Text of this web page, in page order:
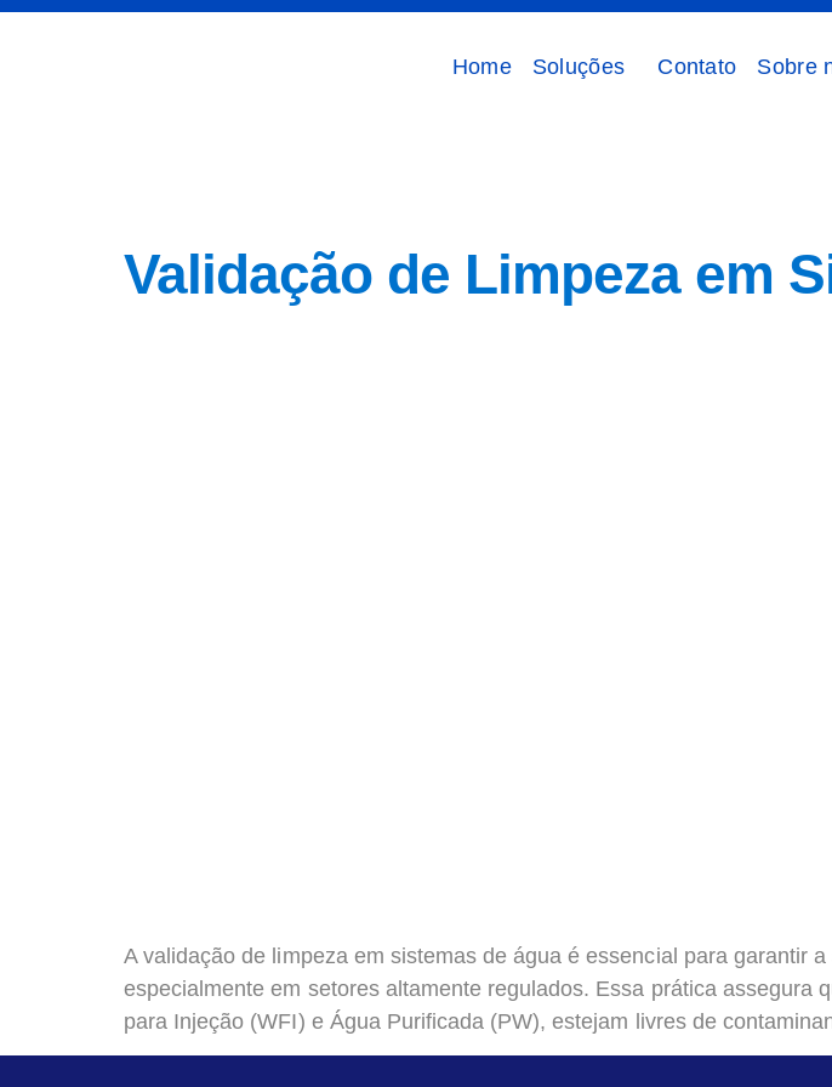
Home Soluções Contato Sobre
Validação de Limpeza em
A validação de limpeza em sistemas de água é essencial para garantir
especialmente em setores altamente regulados. Essa prática
para Injeção (WFI) e Água Purificada (PW), estejam livres de